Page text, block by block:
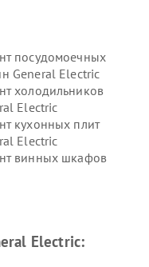
посудомоечных
General Electric
холодильников
Electric
кухонных плит
Electric
винных шкафов
Electric
Electric: